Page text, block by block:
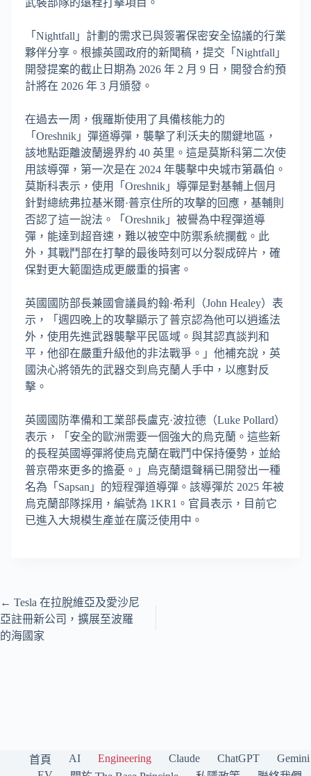
武裝部隊的遠程打擊項目。
「Nightfall」計劃的需求已與簽署保密安全協議的行業
夥伴分享。根據英國政府的新聞稿，提交「Nightfall」
開發提案的截止日期為 2026 年 2 月 9 日，開發合約預
計將在 2026 年 3 月頒發。
在過去一周，俄羅斯使用了具備核能力的
「Oreshnik」彈道導彈，襲擊了利沃夫的關鍵地區，
該地點距離波蘭邊界約 40 英里。這是莫斯科第二次使
用該導彈，第一次是在 2024 年襲擊中央城市第聶伯。
莫斯科表示，使用「Oreshnik」導彈是對基輔上個月
針對總統弗拉基米爾·普京住所的攻擊的回應，基輔則
否認了這一說法。「Oreshnik」被譽為中程彈道導
彈，能達到超音速，難以被空中防禦系統攔截。此
外，其戰鬥部在打擊的最後時刻可以分裂成碎片，確
保對更大範圍造成更嚴重的損害。
英國國防部長兼國會議員約翰·希利（John Healey）表
示，「週四晚上的攻擊顯示了普京認為他可以逍遙法
外，使用先進武器襲擊平民區域。與其認真談判和
平，他卻在嚴重升級他的非法戰爭。」他補充說，英
國決心將領先的武器交到烏克蘭人手中，以應對反
擊。
英國國防準備和工業部長盧克·波拉德（Luke Pollard）
表示，「安全的歐洲需要一個強大的烏克蘭。這些新
的長程英國導彈將使烏克蘭在戰鬥中保持優勢，並給
普京帶來更多的擔憂。」烏克蘭還聲稱已開發出一種
名為「Sapsan」的短程彈道導彈。該導彈於 2025 年被
烏克蘭部隊採用，編號為 1KR1。官員表示，目前它
已進入大規模生產並在廣泛使用中。
← Tesla 在拉脫維亞及愛沙尼
亞註冊新公司，擴展至波羅
的海國家
首頁 AI Engineering Claude ChatGPT
Gemini